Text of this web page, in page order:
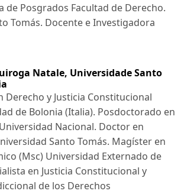
de Posgrados Facultad de Derecho.
Tomás. Docente e Investigadora
Natale, Universidade Santo
Derecho y Justicia Constitucional
de Bolonia (Italia). Posdoctorado en
Nacional. Doctor en
Santo Tomás. Magíster en
(Msc) Universidad Externado de
en Justicia Constitucional y
de los Derechos